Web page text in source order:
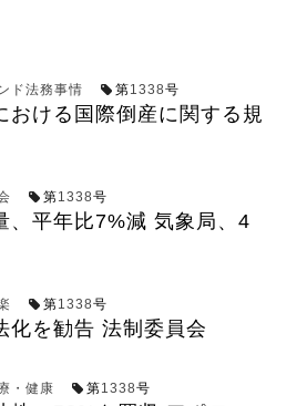
ド法務事情 第1338号
おける国際倒産に関する規
第1338号
、平年比7%減 気象局、4
第1338号
化を勧告 法制委員会
・健康 第1338号